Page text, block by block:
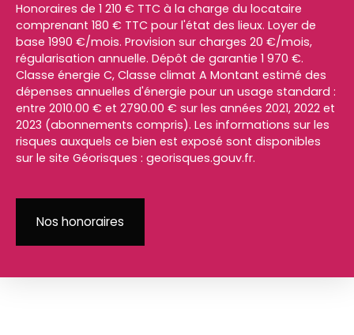
Honoraires de 1 210 € TTC à la charge du locataire
comprenant 180 € TTC pour l'état des lieux. Loyer de
base 1990 €/mois. Provision sur charges 20 €/mois,
régularisation annuelle. Dépôt de garantie 1 970 €.
Classe énergie C, Classe climat A Montant estimé des
dépenses annuelles d'énergie pour un usage standard :
entre 2010.00 € et 2790.00 € sur les années 2021, 2022 et
2023 (abonnements compris). Les informations sur les
risques auxquels ce bien est exposé sont disponibles
sur le site Géorisques : georisques.gouv.fr.
Nos honoraires